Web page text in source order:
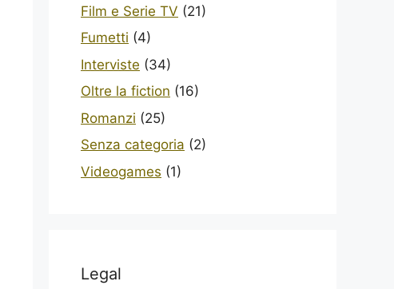
Film e Serie TV (21)
Fumetti (4)
Interviste (34)
Oltre la fiction (16)
Romanzi (25)
Senza categoria (2)
Videogames (1)
Legal